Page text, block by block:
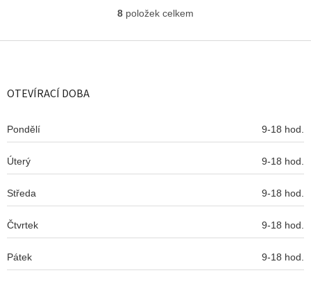
O
l
r
y
ý
s
8 položek celkem
Z
OTEVÍRACÍ DOBA
Pondělí 9-18 hod.
Úterý 9-18 hod.
Středa 9-18 hod.
Čtvrtek 9-18 hod.
Pátek 9-18 hod.